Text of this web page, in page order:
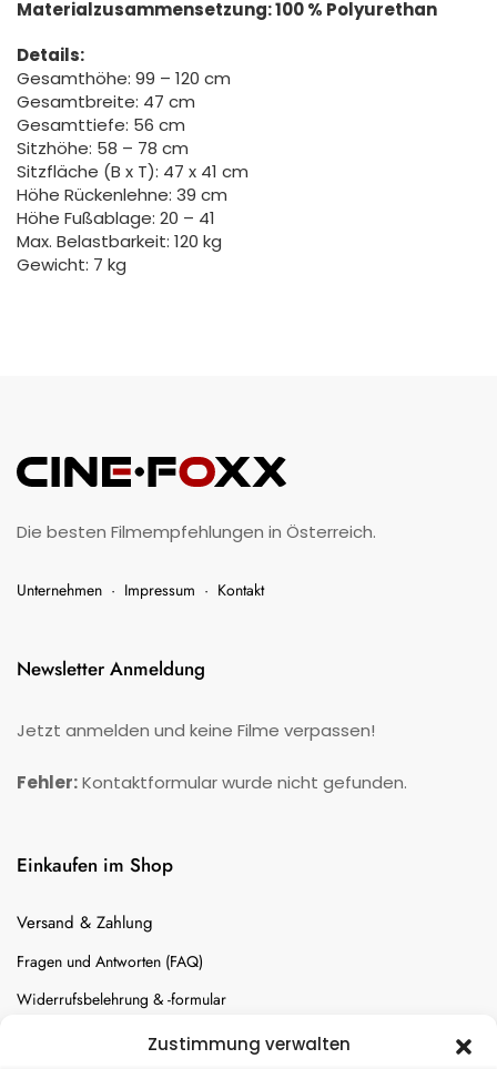
Zustimmung verwalten
Materialzusammensetzung: 100 % Polyurethan
Details:
Gesamthöhe: 99 – 120 cm
Gesamtbreite: 47 cm
Gesamttiefe: 56 cm
Sitzhöhe: 58 – 78 cm
Sitzfläche (B x T): 47 x 41 cm
Höhe Rückenlehne: 39 cm
Höhe Fußablage: 20 – 41
Max. Belastbarkeit: 120 kg
Gewicht: 7 kg
Die besten Filmempfehlungen in Österreich.
Unternehmen · Impressum · Kontakt
Newsletter Anmeldung
Jetzt anmelden und keine Filme verpassen!
Fehler:Kontaktformular wurde nicht gefunden.
Einkaufen im Shop
Versand & Zahlung
Fragen und Antworten (FAQ)
Widerrufsbelehrung & -formular
Batterien-Entsorgung